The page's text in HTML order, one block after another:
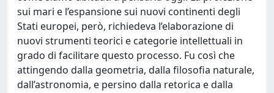
sui mari e l’espansione sui nuovi continenti degli
Stati europei, però, richiedeva l’elaborazione di
nuovi strumenti teorici e categorie intellettuali in
grado di facilitare questo processo. Fu così che
attingendo dalla geometria, dalla filosofia naturale,
dall’astronomia, e persino dalla retorica e dalla